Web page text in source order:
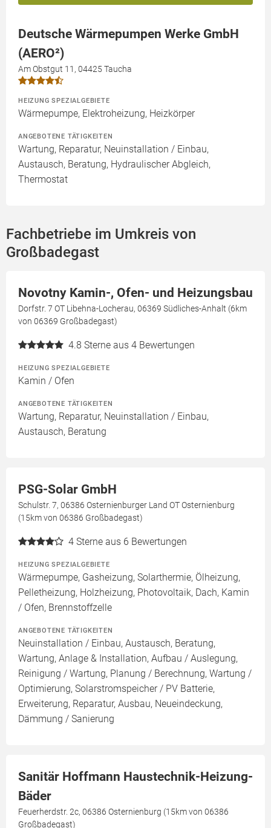
Deutsche Wärmepumpen Werke GmbH
(AERO²)
Am Obstgut 11, 04425 Taucha
HEIZUNG SPEZIALGEBIETE
Wärmepumpe, Elektroheizung, Heizkörper
ANGEBOTENE TÄTIGKEITEN
Wartung, Reparatur, Neuinstallation / Einbau,
Austausch, Beratung, Hydraulischer Abgleich,
Thermostat
Fachbetriebe im Umkreis von
Großbadegast
Novotny Kamin-, Ofen- und Heizungsbau
Dorfstr. 7 OT Libehna-Locherau, 06369 Südliches-Anhalt (6km
von 06369 Großbadegast)
4.8 Sterne aus 4 Bewertungen
HEIZUNG SPEZIALGEBIETE
Kamin / Ofen
ANGEBOTENE TÄTIGKEITEN
Wartung, Reparatur, Neuinstallation / Einbau,
Austausch, Beratung
PSG-Solar GmbH
Schulstr. 7, 06386 Osternienburger Land OT Osternienburg
(15km von 06386 Großbadegast)
4 Sterne aus 6 Bewertungen
HEIZUNG SPEZIALGEBIETE
Wärmepumpe, Gasheizung, Solarthermie, Ölheizung,
Pelletheizung, Holzheizung, Photovoltaik, Dach, Kamin
/ Ofen, Brennstoffzelle
ANGEBOTENE TÄTIGKEITEN
Neuinstallation / Einbau, Austausch, Beratung,
Wartung, Anlage & Installation, Aufbau / Auslegung,
Reinigung / Wartung, Planung / Berechnung, Wartung /
Optimierung, Solarstromspeicher / PV Batterie,
Erweiterung, Reparatur, Ausbau, Neueindeckung,
Dämmung / Sanierung
Sanitär Hoffmann Haustechnik-Heizung-
Bäder
Feuerherdstr. 2c, 06386 Osternienburg (15km von 06386
Großbadegast)